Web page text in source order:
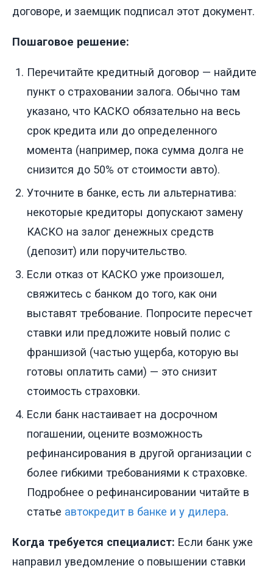
договоре, и заемщик подписал этот документ.
Пошаговое решение:
Перечитайте кредитный договор — найдите
пункт о страховании залога. Обычно там
указано, что КАСКО обязательно на весь
срок кредита или до определенного
момента (например, пока сумма долга не
снизится до 50% от стоимости авто).
Уточните в банке, есть ли альтернатива:
некоторые кредиторы допускают замену
КАСКО на залог денежных средств
(депозит) или поручительство.
Если отказ от КАСКО уже произошел,
свяжитесь с банком до того, как они
выставят требование. Попросите пересчет
ставки или предложите новый полис с
франшизой (частью ущерба, которую вы
готовы оплатить сами) — это снизит
стоимость страховки.
Если банк настаивает на досрочном
погашении, оцените возможность
рефинансирования в другой организации с
более гибкими требованиями к страховке.
Подробнее о рефинансировании читайте в
статье автокредит в банке и у дилера.
Когда требуется специалист: Если банк уже
направил уведомление о повышении ставки